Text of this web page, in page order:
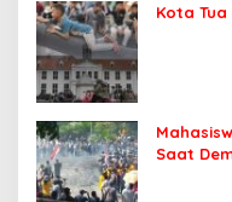
Kota Tua
Saat